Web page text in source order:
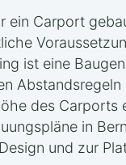
ein Carport
ist eine
des Carports
in
und zur